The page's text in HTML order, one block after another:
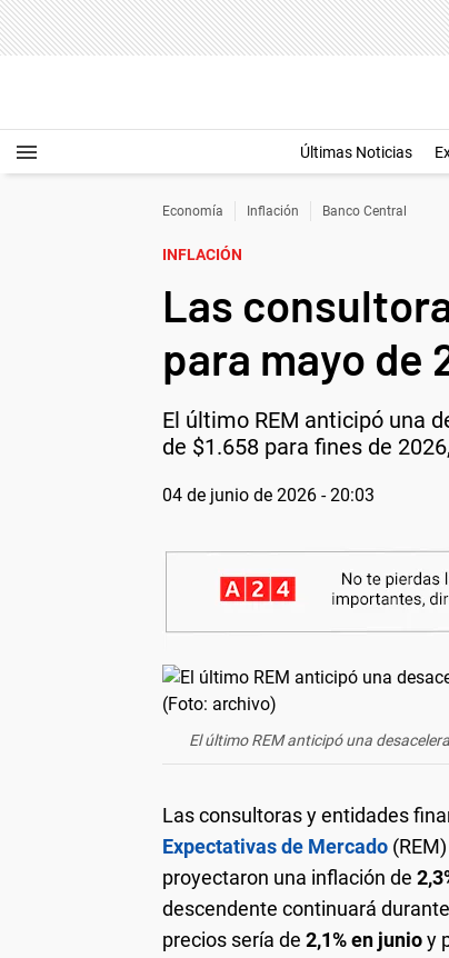
Últimas Noticias
Economía Inflación Banco Central
INFLACIÓN
Las
para mayo de
El último REM anticipó una
de $1.658 para fines de
04 de junio de 2026 - 20:03
El último REM anticipó una
Las consultoras y entidades
Expectativas de Mercado (REM)
proyectaron una inflación de
descendente continuará
precios sería de 2,1% en junioy